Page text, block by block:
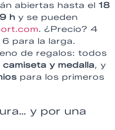
abiertas hasta el 18
h y se pueden
. ¿Precio? 4
para la larga.
de regalos: todos
camiseta y medalla, y
para los primeros
y por una